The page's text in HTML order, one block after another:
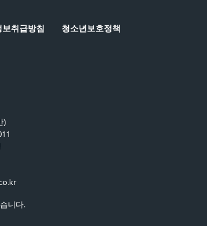
취급방침 청소년보호정책
)
니다.